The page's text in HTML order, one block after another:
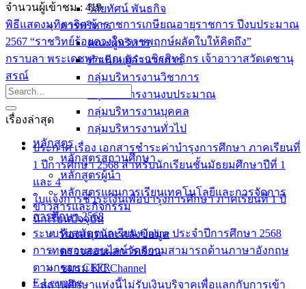
วิสัยทัศน์ พันธกิจ
การบริหาร
คณะผู้บริหาร
ทำเนียบผู้อำนวยการ
กลุ่มบริหารงานวิชาการ
กลุ่มบริหารงานงบประมาณ
กลุ่มบริหารงานบุคคล
กลุ่มบริหารงานทั่วไป
หลักสูตร
หลักสูตรสถานศึกษา
หลักสูตรผู้นำ
หลักสูตรแผนการเรียนเทคโนโลยีและการจัดการ
ข่าวสารและกิจกรรม
นักเรียนปัจจุบัน
ห้องสมุดและคลังข้อมูล
ตรวจสอบผลการเรียน
ชมรม KC Channel
E-Learning
จำนวนผู้เข้าชม : 419
พิธีแสดงมุทิตาจิต ข้าราชการเกษียณอายุราชการ ปีงบประมาณ
2567 “ราชวิทย์ร้อยดวงใจ ราชพฤกษ์ผลัดใบให้คิดถึง”
กราบลา พระเดชพระคุณ พระวชิรสิทธิกร เจ้าอาวาสวัดเดชานุ
สรณ์
เรื่องล่าสุด
ประกาศ เรื่อง เอกสารชำระค่าบำรุงการศึกษา ภาคเรียนที่
1 ปีการศึกษา 2568 สำหรับนักเรียนชั้นมัธยมศึกษาปีที่ 1
และ 4
ใบแจ้งการชำระเงินเพื่อบำรุงการศึกษา ภาคเรียนที่ 1 ปี
การศึกษา 2568
ระบบรับสมัครนักเรียน Online ประจำปีการศึกษา 2568
การทดสอบออนไลน์วัดความสามารถด้านภาษาอังกฤษ
ตามกรอบ CEFR
“ สถานศึกษาแห่งนี้ไม่รับเงินบริจาคเพื่อแลกกับการเข้า